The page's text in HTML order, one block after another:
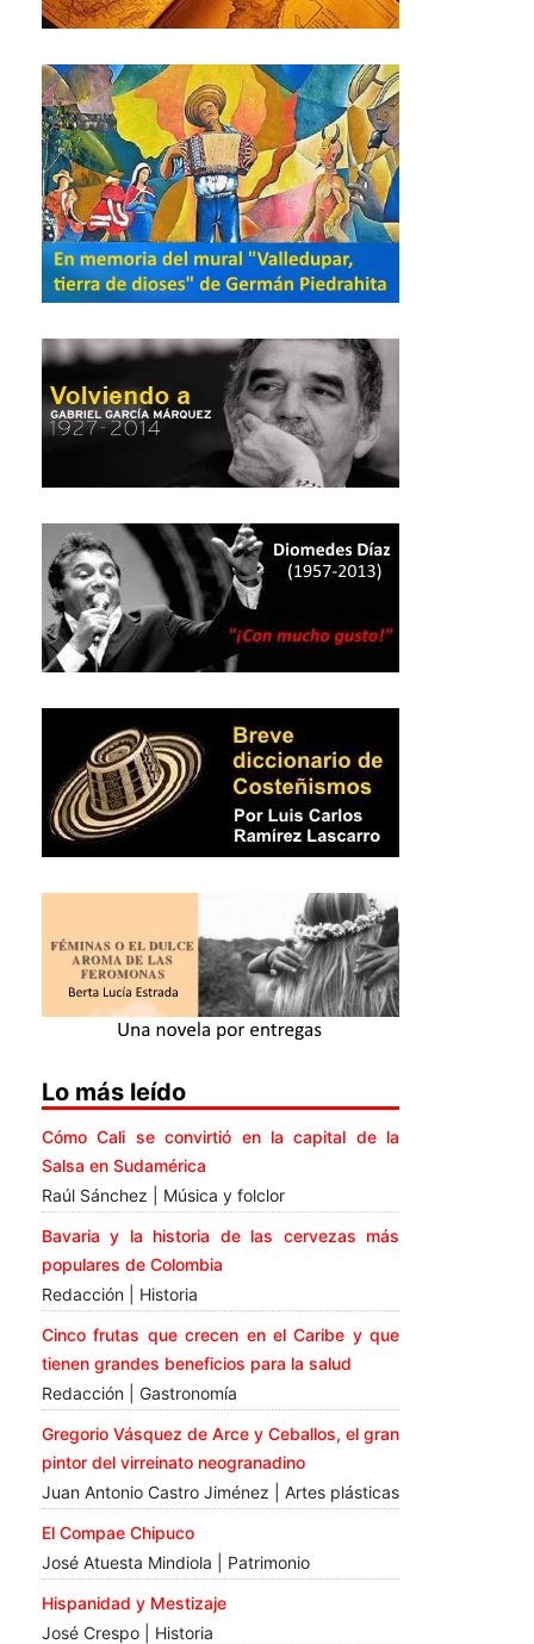
Lo más leído
Cómo Cali se convirtió en la capital de la
Salsa en Sudamérica
Raúl Sánchez | Música y folclor
Bavaria y la historia de las cervezas más
populares de Colombia
Redacción | Historia
Cinco frutas que crecen en el Caribe y que
tienen grandes beneficios para la salud
Redacción | Gastronomía
Gregorio Vásquez de Arce y Ceballos, el gran
pintor del virreinato neogranadino
Juan Antonio Castro Jiménez | Artes plásticas
El Compae Chipuco
José Atuesta Mindiola | Patrimonio
Hispanidad y Mestizaje
José Crespo | Historia